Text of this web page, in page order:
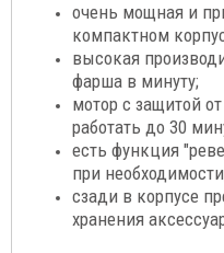
очень мощная и
компактном
высокая
фарша в минуту;
мотор с защитой
работать до 30
есть функция
при
сзади в корпусе
хранения